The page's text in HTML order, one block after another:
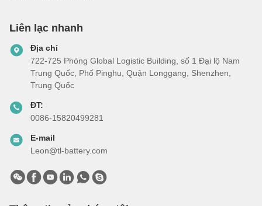
Liên lạc nhanh
Địa chỉ
722-725 Phòng Global Logistic Building, số 1 Đại lộ Nam
Trung Quốc, Phố Pinghu, Quận Longgang, Shenzhen,
Trung Quốc
ĐT:
0086-15820499281
E-mail
Leon@tl-battery.com